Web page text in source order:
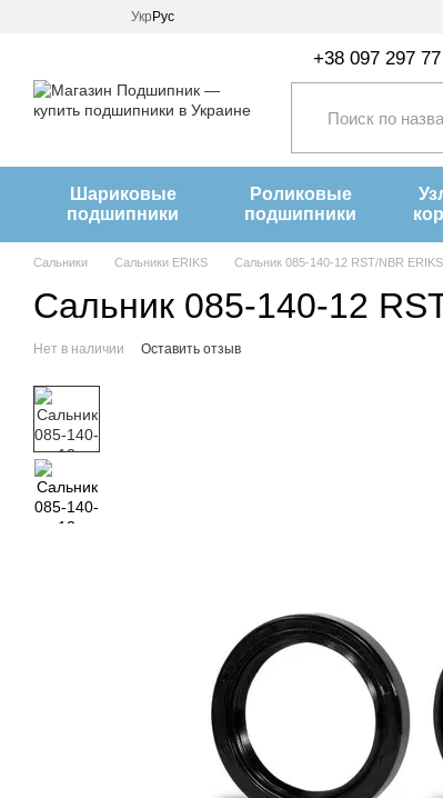
Перейти к основному контенту
Укр Рус
+38 097 297
Шариковые
подшипники
Роликовые
подшипники
Сальники Сальники ERIKS Сальник 085-140-12 RST/NBR
Сальник 085-140-12
Нет в наличии Оставить отзыв